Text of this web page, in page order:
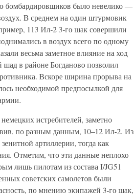
бомбардировщиков было невелико —
В среднем на один штурмовик
113 Ил-2 3-го шак совершили
в воздух всего по одному
весьма заметное влияние на ход
в районе Богданово позволил
Вскоре ширина прорыва на
необходимой предпосылкой для
истребителей, заметно
по разным данным, 10–12 Ил-2. Из
артиллерии, тогда как
Отметим, что эти данные неплохо
лишь пилотам из состава I/JG51
советских самолетов были
по мнению экипажей 3-го шак,